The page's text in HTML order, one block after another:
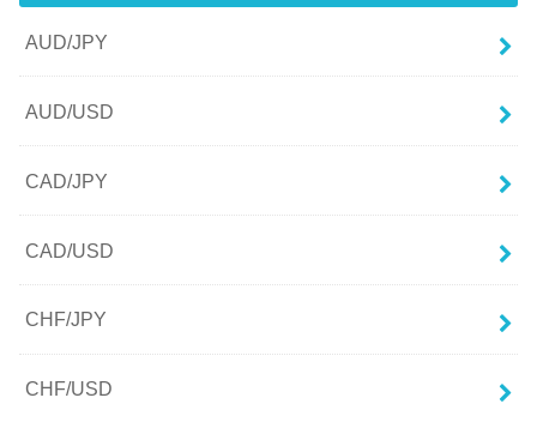
AUD/JPY
AUD/USD
CAD/JPY
CAD/USD
CHF/JPY
CHF/USD